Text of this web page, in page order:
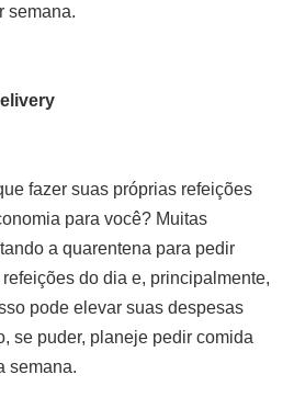
semana.
fazer suas próprias refeições
para você? Muitas
a quarentena para pedir
do dia e, principalmente,
pode elevar suas despesas
se puder, planeje pedir comida
semana.